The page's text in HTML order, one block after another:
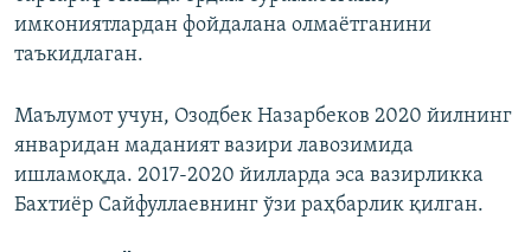
имкониятлардан фойдалана олмаётганини
таъкидлаган.
Маълумот учун, Озодбек Назарбеков 2020 йилнинг
январидан маданият вазири лавозимида
ишламоқда. 2017-2020 йилларда эса вазирликка
Бахтиёр Сайфуллаевнинг ўзи раҳбарлик қилган.